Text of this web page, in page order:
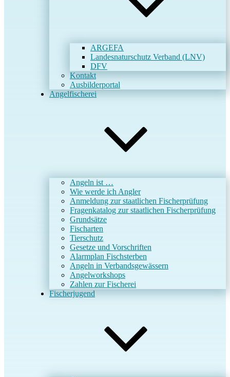
ARGEFA
Landesnaturschutz Verband (LNV)
DFV
Kontakt
Ausbilderportal
Angelfischerei
Angeln ist …
Wie werde ich Angler
Anmeldung zur staatlichen Fischerprüfung
Fragenkatalog zur staatlichen Fischerprüfung
Grundsätze
Fischarten
Tierschutz
Gesetze und Vorschriften
Alarmplan Fischsterben
Angeln in Verbandsgewässern
Angelworkshops
Zahlen zur Fischerei
Fischerjugend